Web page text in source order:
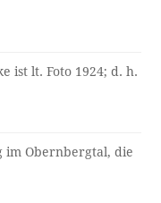
ist lt. Foto 1924; d. h.
im Obernbergtal, die